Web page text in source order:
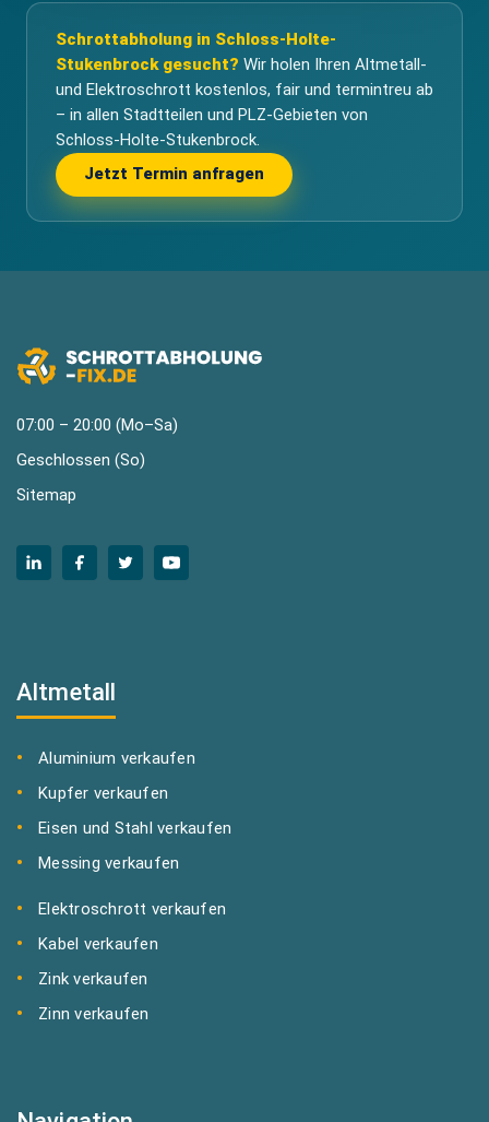
Schrottabholung in Schloss-Holte-
Stukenbrock gesucht? Wir holen Ihren Altmetall-
und Elektroschrott kostenlos, fair und termintreu ab
– in allen Stadtteilen und PLZ-Gebieten von
Schloss-Holte-Stukenbrock.
Jetzt Termin anfragen
07:00 – 20:00 (Mo–Sa)
Geschlossen (So)
Sitemap
Altmetall
Aluminium verkaufen
Kupfer verkaufen
Eisen und Stahl verkaufen
Messing verkaufen
Elektroschrott verkaufen
Kabel verkaufen
Zink verkaufen
Zinn verkaufen